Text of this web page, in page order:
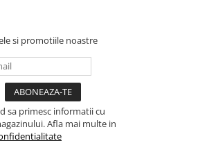
si promotiile noastre
sa primesc informatii cu
Afla mai multe in